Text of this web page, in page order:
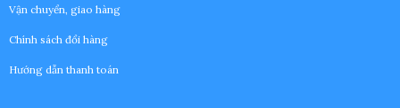
Vận chuyển, giao hàng
Chính sách đổi hàng
Hướng dẫn thanh toán